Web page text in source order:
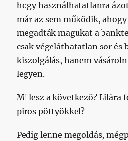
hogy használhatatlanra
már az sem működik, ahogy
megadták magukat a
csak végeláthatatlan sor és
kiszolgálás, hanem
legyen.
Mi lesz a következő? Lilára
piros pöttyökkel?
Pedig lenne megoldás,